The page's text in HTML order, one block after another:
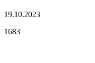
19.10.2023
1683